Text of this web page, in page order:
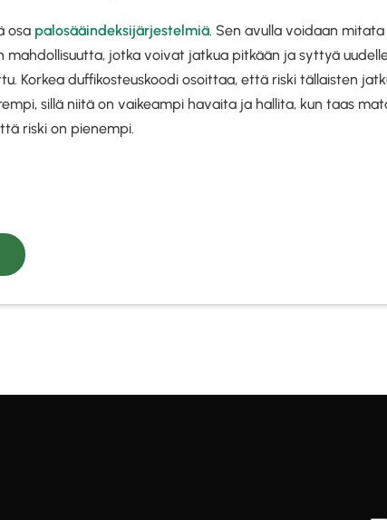
osa palosääindeksijärjestelmiä. Sen avulla voidaan mitata
jotka voivat jatkua pitkään ja syttyä
Korkea duffikosteuskoodi osoittaa, että riski tällaisten
sillä niitä on vaikeampi havaita ja hallita, kun taas
riski on pienempi.